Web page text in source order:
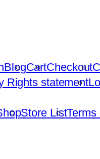
BlogCartCheckout
Rights statement
Store List